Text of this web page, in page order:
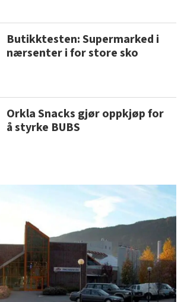
Butikktesten: Supermarked i
nærsenter i for store sko
Orkla Snacks gjør oppkjøp for
å styrke BUBS